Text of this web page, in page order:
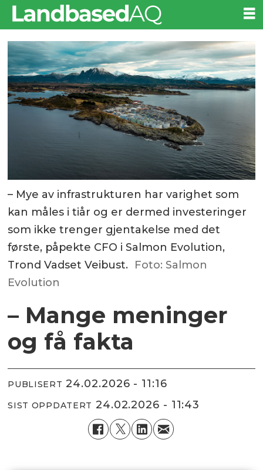
– Mye av infrastrukturen har varighet som
kan måles i tiår og er dermed investeringer
som ikke trenger gjentakelse med det
første, påpekte CFO i Salmon Evolution,
Trond Vadset Veibust. Foto: Salmon
Evolution
– Mange meninger
og få fakta
PUBLISERT 24.02.2026 - 11:16
SIST OPPDATERT 24.02.2026 - 11:43